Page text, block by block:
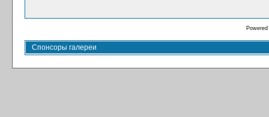
Спонсоры галереи